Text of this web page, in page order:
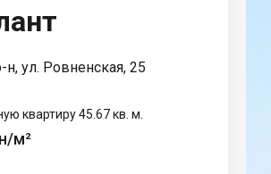
ул. Ровненская, 25
квартиру 45.67 кв. м.
м²